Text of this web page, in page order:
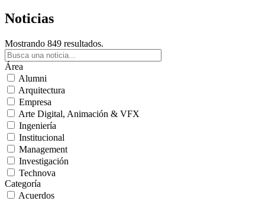
Noticias
Mostrando 849 resultados.
Área
Alumni
Arquitectura
Empresa
Arte Digital, Animación & VFX
Ingeniería
Institucional
Management
Investigación
Technova
Categoría
Acuerdos